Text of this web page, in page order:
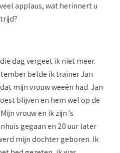
applaus, wat herinnert u
dag vergeet ik niet meer.
belde ik trainer Jan
mijn vrouw weeën had. Jan
blijven en hem wel op de
vrouw en ik zijn 's
gegaan en 20 uur later
mijn dochter geboren. Ik